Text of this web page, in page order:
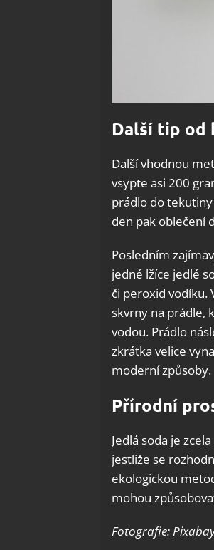
Další tip od
Další vhodnou
vsypte asi 200
prádlo do
den pak oblečení
Posledním
jedné lžíce jedlé
či peroxid vodíku.
skvrny na prádle,
vodou. Prádlo
zkrátka velice
moderní způsoby.
Přírodní
Jedlá soda je
jestliže se
ekologickou
mohou
Fotografie: